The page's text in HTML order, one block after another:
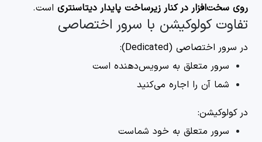
روی سخت‌افزار در کنار زیرساخت پایدار دیتاسنتری است.
تفاوت کولوکیشن با سرور اختصاصی
در سرور اختصاصی (Dedicated):
سرور متعلق به سرویس‌دهنده است
شما آن را اجاره می‌کنید
در کولوکیشن:
سرور متعلق به خود شماست